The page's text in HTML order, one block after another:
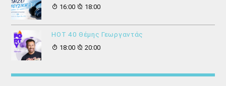
16:00
18:00
HOT 40 Θέμης Γεωργαντάς
18:00
20:00